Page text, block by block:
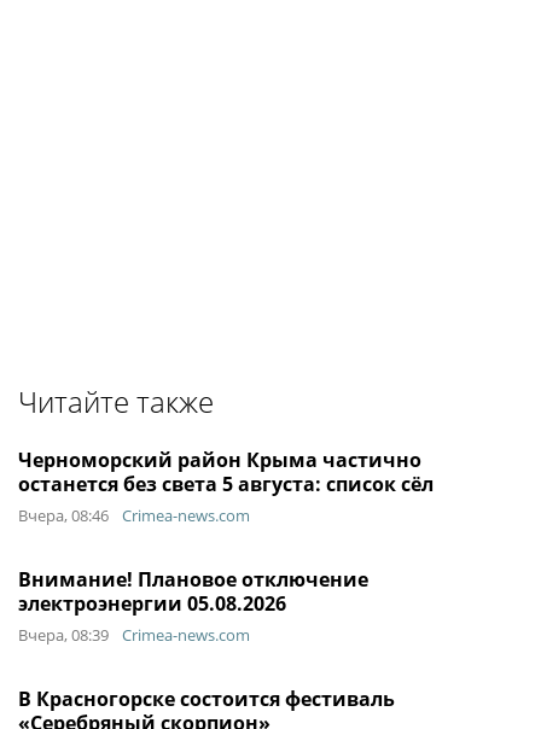
Читайте также
Черноморский район Крыма частично
останется без света 5 августа: список сёл
Вчера, 08:46 Crimea-news.com
Внимание! Плановое отключение
электроэнергии 05.08.2026
Вчера, 08:39 Crimea-news.com
В Красногорске состоится фестиваль
«Серебряный скорпион»